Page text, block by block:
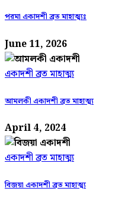
পরমা একাদশী ব্রত মাহাত্ম্যঃ
June 11, 2026
একাদশী ব্রত মাহাত্ম্য
আমলকী একাদশী ব্রত মাহাত্ম্য
April 4, 2024
একাদশী ব্রত মাহাত্ম্য
বিজয়া একাদশী ব্রত মাহাত্ম্য